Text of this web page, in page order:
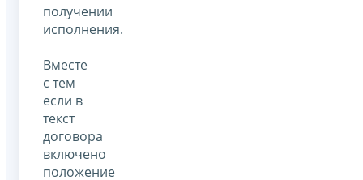
получении
исполнения.
Вместе
с тем
если в
текст
договора
включено
положение